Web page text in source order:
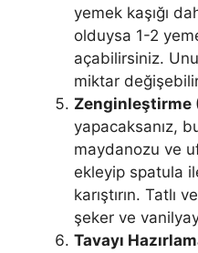
yemek kaşığı
olduysa 1-2
açabilirsiniz.
miktar
Zenginleştirme
yapacaksanız,
maydanozu ve
ekleyip spatula
karıştırın. Tatlı
şeker ve
Tavayı